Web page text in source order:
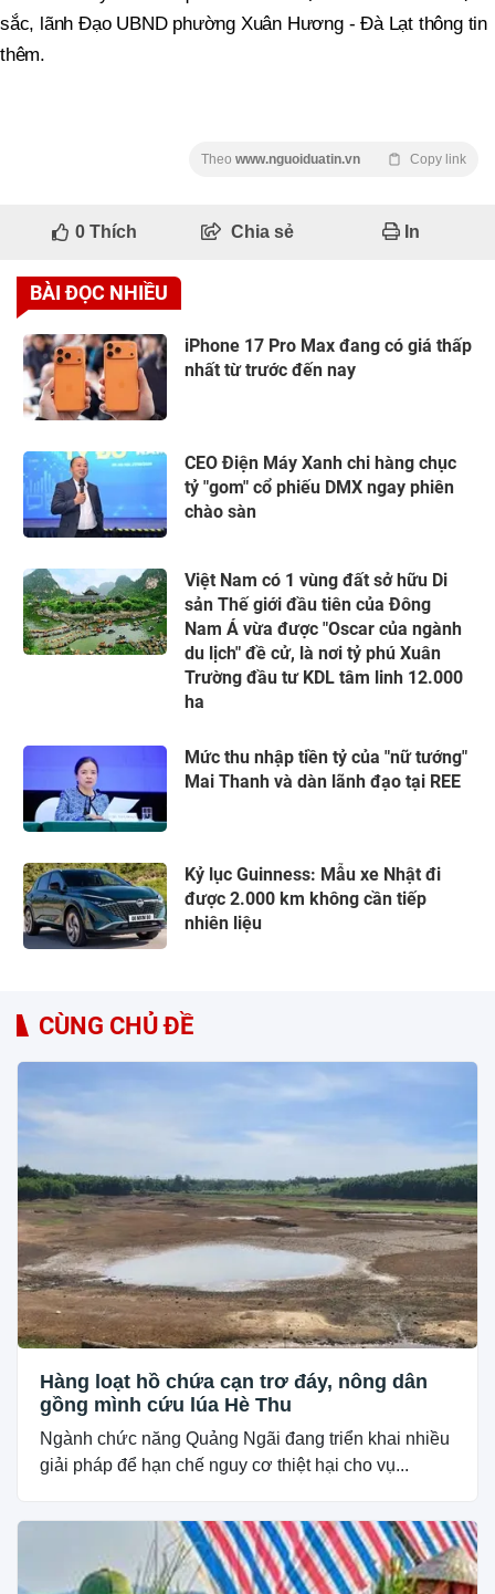
sắc, lãnh Đạo UBND phường Xuân Hương - Đà Lạt thông tin
thêm.
Theo www.nguoiduatin.vn Copy link
0Thích Chia sẻ In
BÀI ĐỌC NHIỀU
iPhone 17 Pro Max đang có giá thấp
nhất từ trước đến nay
CEO Điện Máy Xanh chi hàng chục
tỷ "gom" cổ phiếu DMX ngay phiên
chào sàn
Việt Nam có 1 vùng đất sở hữu Di
sản Thế giới đầu tiên của Đông
Nam Á vừa được "Oscar của ngành
du lịch" đề cử, là nơi tỷ phú Xuân
Trường đầu tư KDL tâm linh 12.000
ha
Mức thu nhập tiền tỷ của "nữ tướng"
Mai Thanh và dàn lãnh đạo tại REE
Kỷ lục Guinness: Mẫu xe Nhật đi
được 2.000 km không cần tiếp
nhiên liệu
CÙNG CHỦ ĐỀ
Hàng loạt hồ chứa cạn trơ đáy, nông dân
gồng mình cứu lúa Hè Thu
Ngành chức năng Quảng Ngãi đang triển khai nhiều
giải pháp để hạn chế nguy cơ thiệt hại cho vụ...